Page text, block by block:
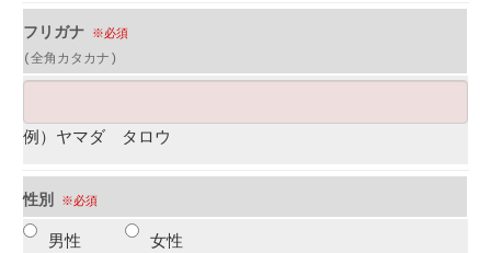
フリガナ ※必須
(全角カタカナ)
例）ヤマダ タロウ
性別 ※必須
男性 女性